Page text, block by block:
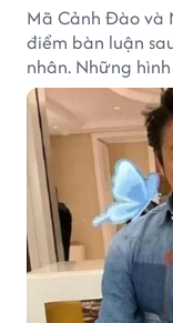
Mã Cảnh Đào và
điểm bàn luận
nhân. Những
Mã Cảnh Đào
xã hội.